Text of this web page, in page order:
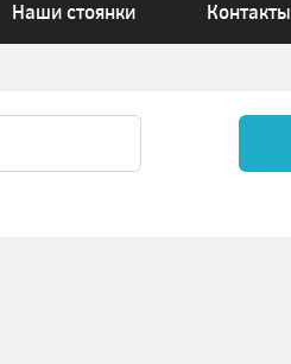
Наши стоянки Контакты